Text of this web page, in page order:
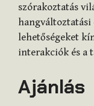
szórakoztatás
hangváltoztatási
lehetőségeket
interakciók és a
Ajánlás